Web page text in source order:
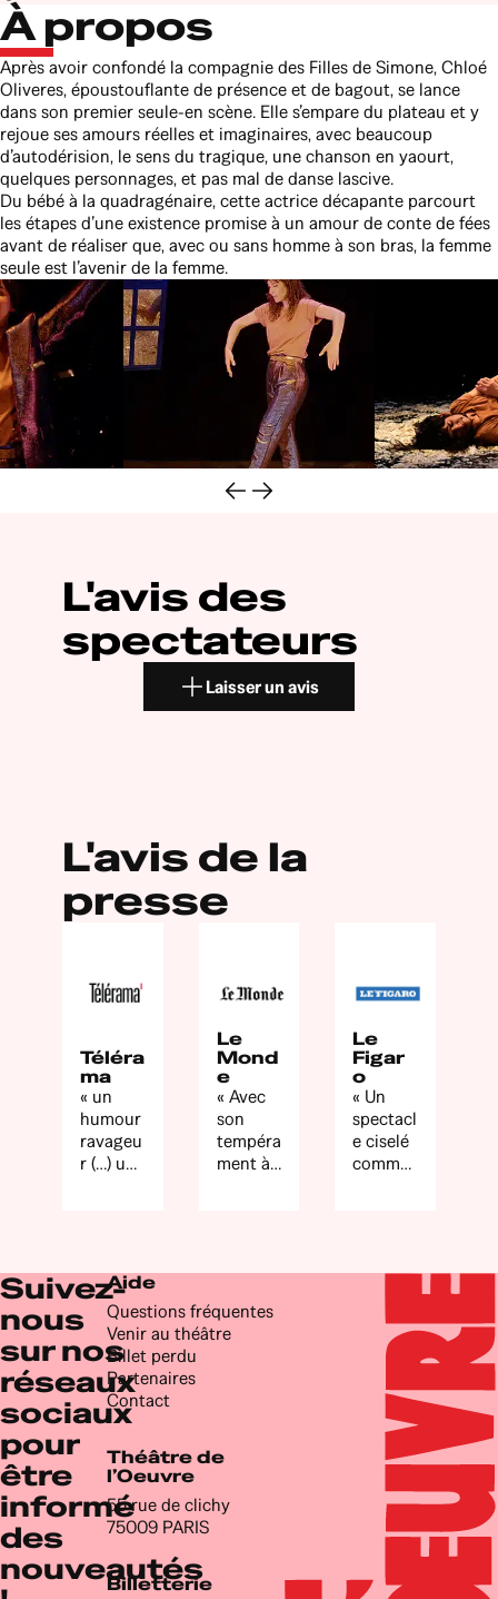
À propos
Après avoir confondé la compagnie des Filles de Simone, Chloé
Oliveres, époustouflante de présence et de bagout, se lance
dans son premier seule-en scène. Elle s’empare du plateau et y
rejoue ses amours réelles et imaginaires, avec beaucoup
d’autodérision, le sens du tragique, une chanson en yaourt,
quelques personnages, et pas mal de danse lascive.
Du bébé à la quadragénaire, cette actrice décapante parcourt
les étapes d’une existence promise à un amour de conte de fées
avant de réaliser que, avec ou sans homme à son bras, la femme
seule est l’avenir de la femme.
Vidéo
Galerie
L'avis des
spectateurs
Laisser un avis
L'avis de la
presse
Téléra
ma
« un
humour
ravageu
r (…) une
(Très
Bien)
Le
Mond
e
« Avec
son
tempéra
ment à
et son
e à la
Valérie
livre un
solo
parfaite
Le
Figar
o
« Un
spectacl
e ciselé
comme
Suivez-
nous
sur nos
réseaux
sociaux
pour
être
informé
des
nouveautés
Aide
Questions fréquentes
Venir au théâtre
Billet perdu
Partenaires
Contact
Théâtre de
l’Oeuvre
55 rue de clichy
75009 PARIS
Billetterie